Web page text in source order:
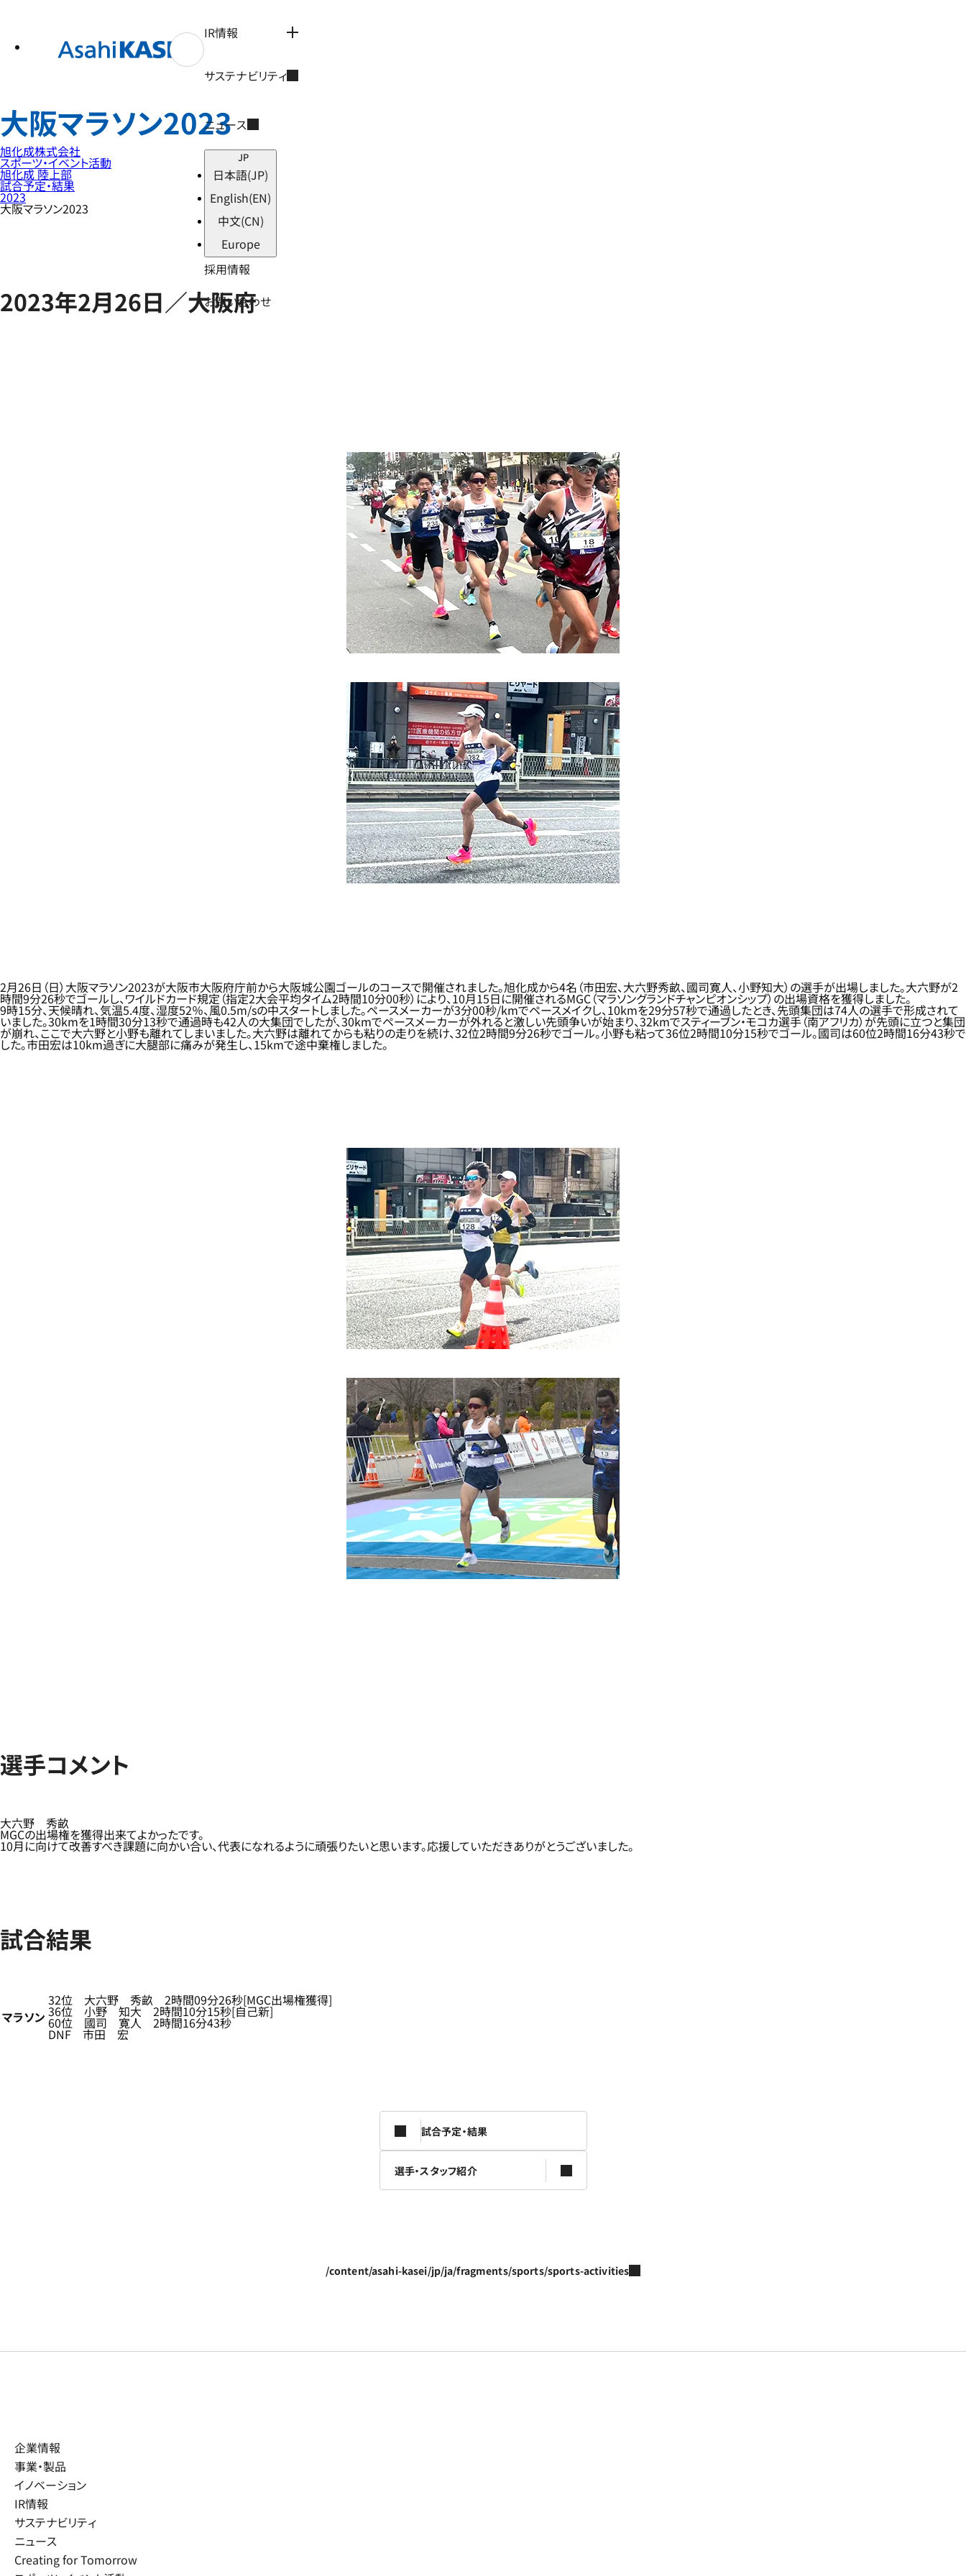
IR情報
サステナビリティ
ニュース
JP
日本語(JP)
English(EN)
中文(CN)
Europe
採用情報
お問い合わせ
大阪マラソン2023
旭化成株式会社
スポーツ・イベント活動
旭化成 陸上部
試合予定・結果
2023
大阪マラソン2023
2023年2月26日／大阪府
2月26日（日）大阪マラソン2023が大阪市大阪府庁前から大阪城公園ゴールのコースで開催されました。旭化成から4名（市田宏、大六野秀畝、國司寛人、小野知大）の選手が出場しました。大六野が2
時間9分26秒でゴールし、ワイルドカード規定（指定2大会平均タイム2時間10分00秒）により、10月15日に開催されるMGC（マラソングランドチャンピオンシップ）の出場資格を獲得しました。
9時15分、天候晴れ、気温5.4度、湿度52％、風0.5m/sの中スタートしました。ペースメーカーが3分00秒/kmでペースメイクし、10kmを29分57秒で通過したとき、先頭集団は74人の選手で形成されて
いました。30kmを1時間30分13秒で通過時も42人の大集団でしたが、30kmでペースメーカーが外れると激しい先頭争いが始まり、32kmでスティーブン・モコカ選手（南アフリカ）が先頭に立つと集団
が崩れ、ここで大六野と小野も離れてしまいました。大六野は離れてからも粘りの走りを続け、32位2時間9分26秒でゴール。小野も粘って36位2時間10分15秒でゴール。國司は60位2時間16分43秒で
した。市田宏は10km過ぎに大腿部に痛みが発生し、15kmで途中棄権しました。
選手コメント
大六野 秀畝
MGCの出場権を獲得出来てよかったです。
10月に向けて改善すべき課題に向かい合い、代表になれるように頑張りたいと思います。応援していただきありがとうございました。
試合結果
マラソン
32位 大六野 秀畝 2時間09分26秒[MGC出場権獲得]
36位 小野 知大 2時間10分15秒[自己新]
60位 國司 寛人 2時間16分43秒
DNF 市田 宏
試合予定・結果
選手・スタッフ紹介
/content/asahi-kasei/jp/ja/fragments/sports/sports-activities
企業情報
事業・製品
イノベーション
IR情報
サステナビリティ
ニュース
Creating for Tomorrow